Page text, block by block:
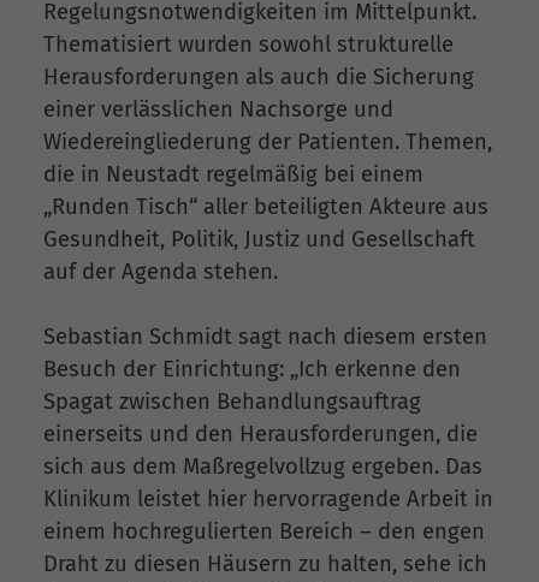
Regelungsnotwendigkeiten im Mittelpunkt.
Thematisiert wurden sowohl strukturelle
Herausforderungen als auch die Sicherung
einer verlässlichen Nachsorge und
Wiedereingliederung der Patienten. Themen,
die in Neustadt regelmäßig bei einem
„Runden Tisch“ aller beteiligten Akteure aus
Gesundheit, Politik, Justiz und Gesellschaft
auf der Agenda stehen.
Sebastian Schmidt sagt nach diesem ersten
Besuch der Einrichtung: „Ich erkenne den
Spagat zwischen Behandlungsauftrag
einerseits und den Herausforderungen, die
sich aus dem Maßregelvollzug ergeben. Das
Klinikum leistet hier hervorragende Arbeit in
einem hochregulierten Bereich – den engen
Draht zu diesen Häusern zu halten, sehe ich